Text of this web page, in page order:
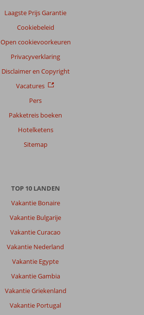
Laagste Prijs Garantie
Cookiebeleid
Open cookievoorkeuren
Privacyverklaring
Disclaimer en Copyright
Vacatures
Pers
Pakketreis boeken
Hotelketens
Sitemap
TOP 10 LANDEN
Vakantie Bonaire
Vakantie Bulgarije
Vakantie Curacao
Vakantie Nederland
Vakantie Egypte
Vakantie Gambia
Vakantie Griekenland
Vakantie Portugal